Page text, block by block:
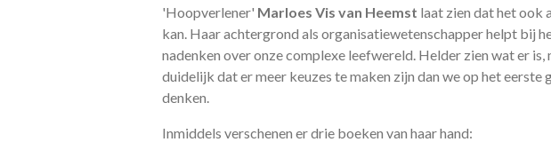
'Hoopverlener' Marloes Vis van Heemst laat zien dat het ook
kan. Haar achtergrond als organisatiewetenschapper helpt bij
nadenken over onze complexe leefwereld. Helder zien wat er is,
duidelijk dat er meer keuzes te maken zijn dan we op het eerste
denken.
Inmiddels verschenen er drie boeken van haar hand: